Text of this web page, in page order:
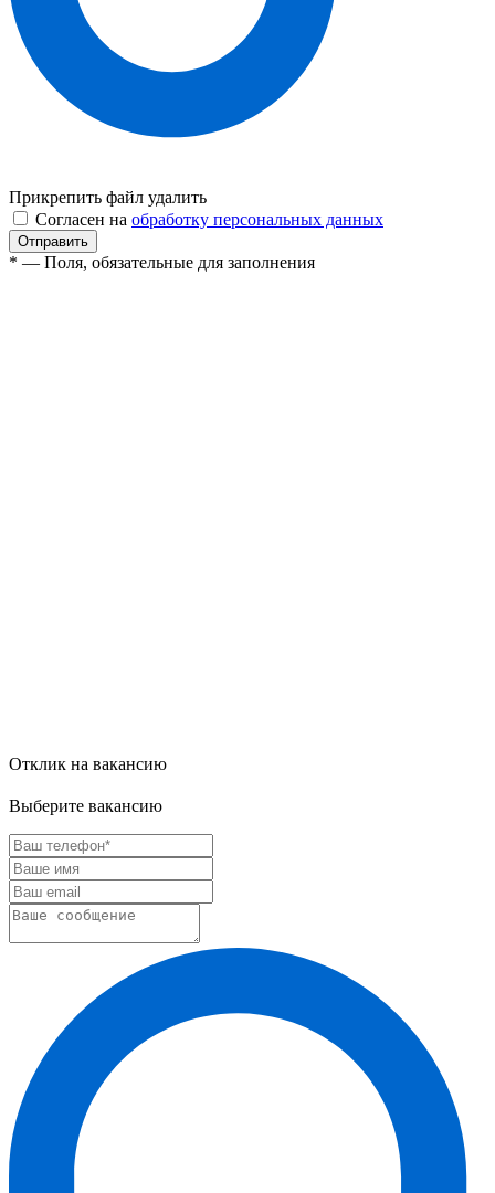
Прикрепить файл удалить
Согласен на обработку персональных данных
* — Поля, обязательные для заполнения
Отклик на вакансию
Выберите вакансию